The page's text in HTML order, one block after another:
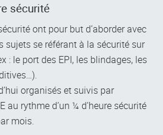
sécurité
ont pour but d’aborder avec
sujets se référant à la sécurité sur
: le port des EPI, les blindages, les
organisés et suivis par
au rythme d’un ¼ d’heure sécurité
mois.